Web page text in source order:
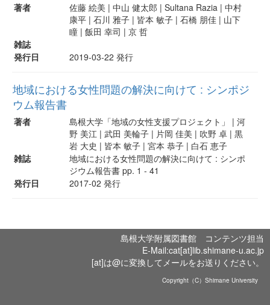
著者
佐藤 絵美 | 中山 健太郎 | Sultana Razia | 中村
康平 | 石川 雅子 | 皆本 敏子 | 石橋 朋佳 | 山下
瞳 | 飯田 幸司 | 京 哲
雑誌
発行日
2019-03-22 発行
地域における女性問題の解決に向けて : シンポジ
ウム報告書
著者
島根大学「地域の女性支援プロジェクト」 | 河
野 美江 | 武田 美輪子 | 片岡 佳美 | 吹野 卓 | 黒
岩 大史 | 皆本 敏子 | 宮本 恭子 | 白石 恵子
雑誌
地域における女性問題の解決に向けて : シンポ
ジウム報告書 pp. 1 - 41
発行日
2017-02 発行
島根大学附属図書館 コンテンツ担当
E-Mail:cat[at]lib.shimane-u.ac.jp
[at]は@に変換してメールをお送りください。
Copyright（C）Shimane University